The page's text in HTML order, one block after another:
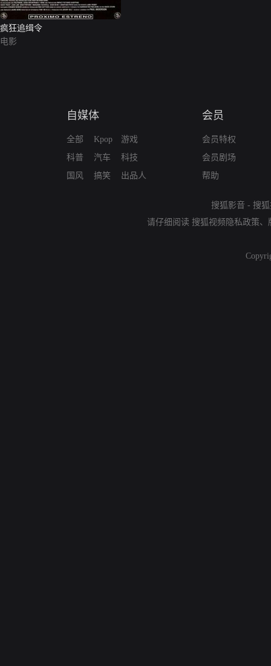
疯狂追缉令
电影
自媒体
全部
科普
国风
Kpop
汽车
搞笑
游戏
科技
出品人
会员
会员特权
会员剧场
帮助
搜狐影音 - 搜
请仔细阅读 搜狐视频隐私政策、